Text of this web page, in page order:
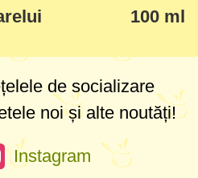
100 ml
de socializare
noi și alte noutăți!
Instagram